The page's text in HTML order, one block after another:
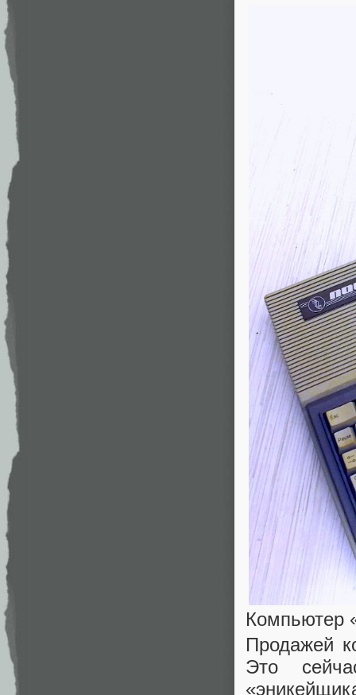
Компьютер
Продажей
Это